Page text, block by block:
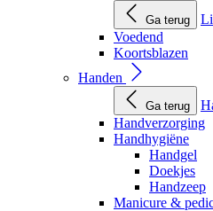
Ga terug
Voedend
Koortsblazen
Handen
Ga terug
Handverzorging
Handhygiëne
Handgel
Doekjes
Handzeep
Manicure &